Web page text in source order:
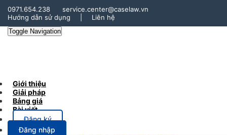
0971.654.238
service.center@caselaw.vn
Hướng dẫn sử dụng
Liên hệ
Toggle Navigation
Giới thiệu
Giải pháp
Bảng giá
Bài viết
Đăng ký
Đăng nhập